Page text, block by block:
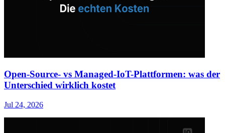
Open-Source- vs Managed-IoT-Plattformen: was der
Unterschied wirklich kostet
Jul 24, 2026